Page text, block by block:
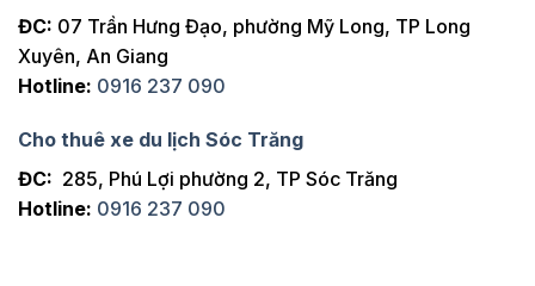
ĐC: 07 Trần Hưng Đạo, phường Mỹ Long, TP Long
Xuyên, An Giang
Hotline: 0916 237 090
Cho thuê xe du lịch Sóc Trăng
ĐC: 285, Phú Lợi phường 2, TP Sóc Trăng
Hotline: 0916 237 090